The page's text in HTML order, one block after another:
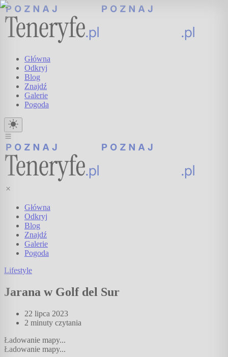
Główna
Odkryj
Blog
Znajdź
Galerie
Pogoda
Główna
Odkryj
Blog
Znajdź
Galerie
Pogoda
Lifestyle
Jarana w Golf del Sur
22 lipca 2023
2 minuty czytania
Ładowanie mapy...
Ładowanie mapy...